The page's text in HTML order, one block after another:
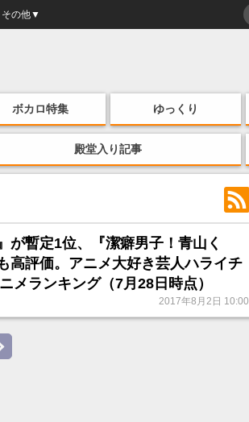
その他▼
ボカロ特集 ゆっくり
殿堂入り記事
が暫定1位、『潔癖男子！青山く
高評価。アニメ大好き芸人ハライチ
メランキング（7月28日時点）
2017年8月2日 10:00